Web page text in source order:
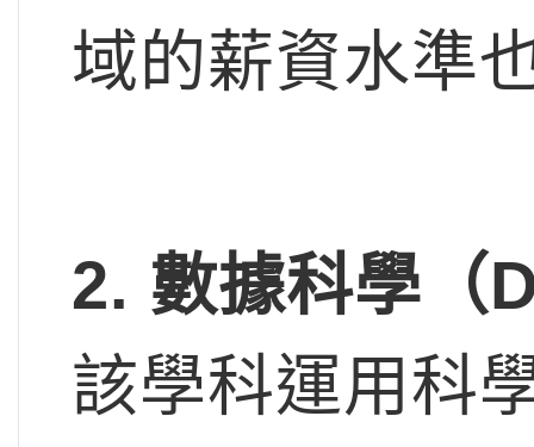
域的薪資水準
2. 數據科學（
該學科運用科